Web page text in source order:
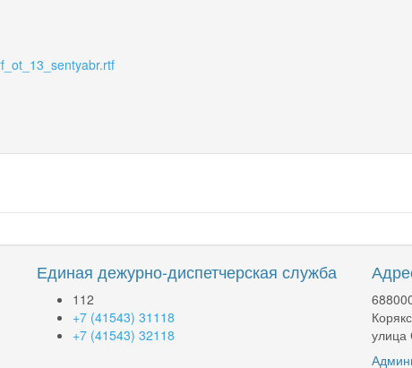
Единая дежурно-диспетчерская служба
112
+7 (41543) 31118
+7 (41543) 32118
улица